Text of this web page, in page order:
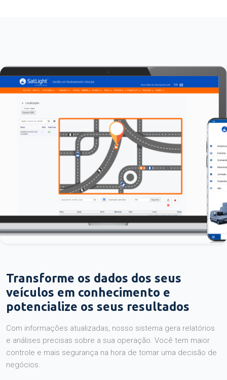
Transforme os dados dos seus
veículos em conhecimento e
potencialize os seus resultados
Com informações atualizadas, nosso sistema gera relatórios
e análises precisas sobre a sua operação. Você tem maior
controle e mais segurança na hora de tomar uma decisão de
negócios.